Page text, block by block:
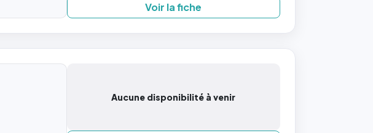
Voir la fiche
Aucune disponibilité à venir